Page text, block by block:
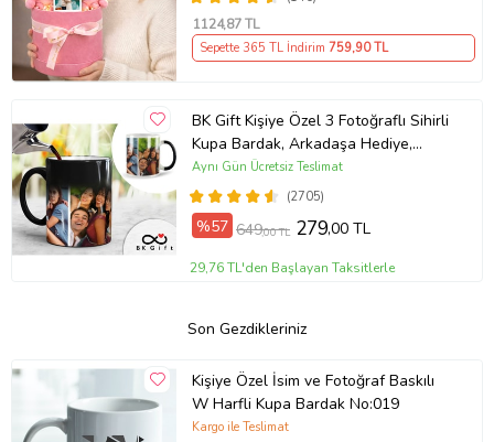
1124,87 TL
Sepette 365 TL İndirim 759,90 TL
BK Gift Kişiye Özel 3 Fotoğraflı Sihirli
Kupa Bardak, Arkadaşa Hediye,
Sevgiliye Hediye
(2705)
Aynı Gün Ücretsiz Teslimat
%57 649,00 TL 279,00 TL
29,76 TL'den Başlayan Taksitlerle
Son Gezdikleriniz
Kişiye Özel İsim ve Fotoğraf Baskılı
W Harfli Kupa Bardak No:019
Kargo ile Teslimat